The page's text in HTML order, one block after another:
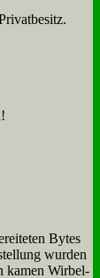
Bytes
wurden
kamen Wir­bel­